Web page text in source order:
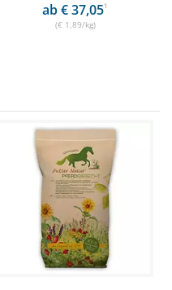
ab € 37,051
(€ 1,89/kg)